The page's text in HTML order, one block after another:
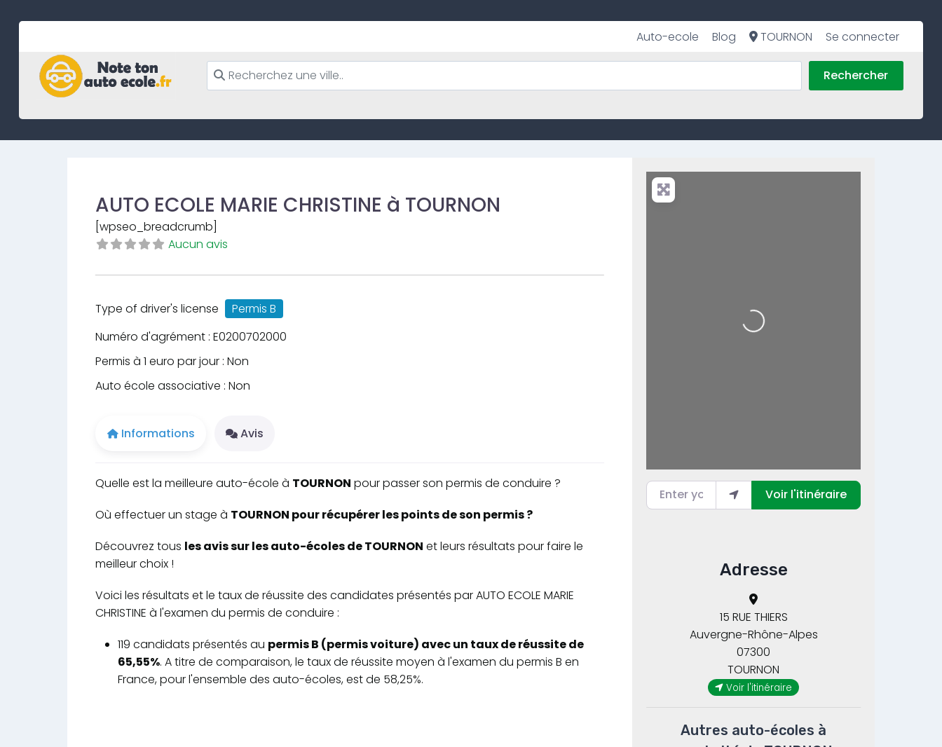
Auto-ecole Blog TOURNON Se connecter
Rechercher
AUTO ECOLE MARIE CHRISTINE à TOURNON
[wpseo_breadcrumb]
Aucun avis
Type of driver's license
Permis B
Numéro d'agrément : E0200702000
Permis à 1 euro par jour : Non
Auto école associative : Non
Informations Avis
Quelle est la meilleure auto-école à TOURNON pour passer son permis de conduire ?
Où effectuer un stage à TOURNON pour récupérer les points de son permis ?
Découvrez tous les avis sur les auto-écoles de TOURNON et leurs résultats pour faire le
meilleur choix !
Voici les résultats et le taux de réussite des candidates présentés par AUTO ECOLE MARIE
CHRISTINE à l'examen du permis de conduire :
119 candidats présentés au permis B (permis voiture) avec un taux de réussite de
65,55%. A titre de comparaison, le taux de réussite moyen à l'examen du permis B en
France, pour l'ensemble des auto-écoles, est de 58,25%.
Loading...
Enter your location
Voir l'itinéraire
Adresse
15 RUE THIERS
TOURNON
Auvergne-Rhône-Alpes
07300
Voir l'itinéraire
Autres auto-écoles à